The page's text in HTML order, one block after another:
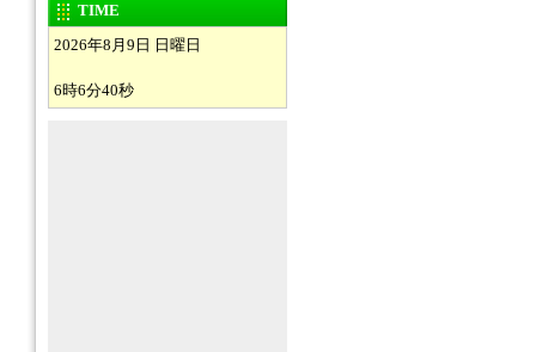
TIME
2026年8月9日 日曜日
6時6分40秒